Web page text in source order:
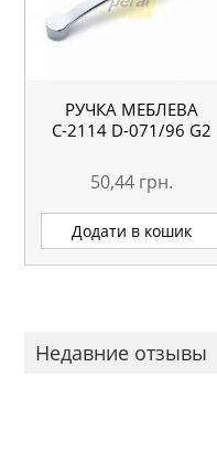
РУЧКА МЕБЛЕВА
С-2114 D-071/96 G2
50,44 грн.
Додати в кошик
Недавние отзывы